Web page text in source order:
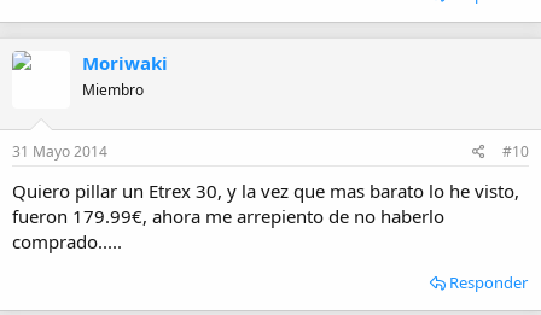
Moriwaki
Miembro
31 Mayo 2014 #10
Quiero pillar un Etrex 30, y la vez que mas barato lo he visto,
fueron 179.99€, ahora me arrepiento de no haberlo
comprado.....
Responder